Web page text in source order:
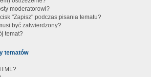
moderatorowi?
"Zapisz" podczas pisania tematu?
być zatwierdzony?
temat?
tematów